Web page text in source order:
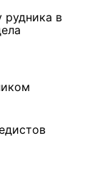
рудника в